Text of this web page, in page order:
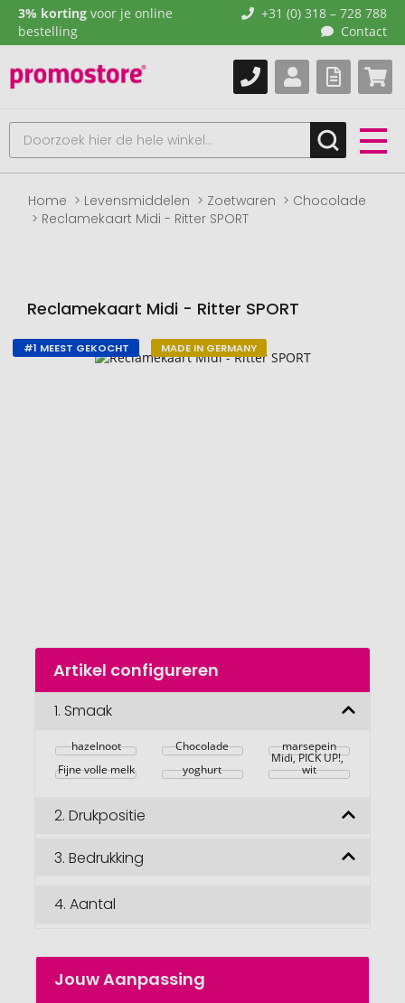
3% korting voor je online
bestelling
+31 (0) 318 – 728 788
Contact
Home Levensmiddelen Zoetwaren
Chocolade
Reclamekaart Midi - Ritter SPORT
Reclamekaart Midi - Ritter SPORT
Naar
Naar
begin
afbeeldingengalerij
#1 MEEST GEKOCHT MADE IN GERMANY
Artikel configureren
1. Smaak
hazelnoot Chocolade
marsepein
Fijne volle melk
yoghurt
Reclamekaart
Midi, PICK UP!,
wit
2. Drukpositie
3. Bedrukking
4. Aantal
Jouw Aanpassing